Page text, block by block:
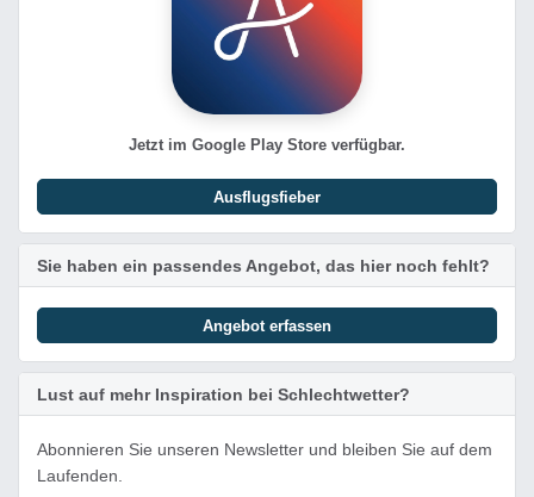
Jetzt im Google Play Store verfügbar.
Ausflugsfieber
Sie haben ein passendes Angebot, das hier noch fehlt?
Angebot erfassen
Lust auf mehr Inspiration bei Schlechtwetter?
Abonnieren Sie unseren Newsletter und bleiben Sie auf dem
Laufenden.